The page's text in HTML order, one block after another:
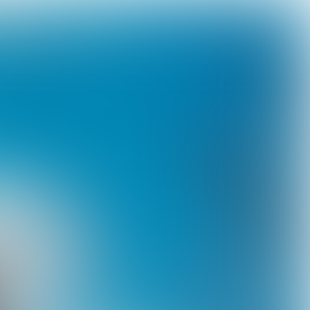
WEDSTRIJD